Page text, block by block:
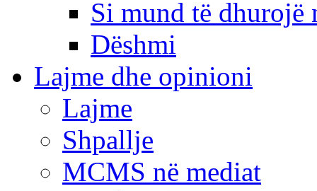
Si mund të dhurojë
Dëshmi
Lajme dhe opinioni
Lajme
Shpallje
MCMS në mediat